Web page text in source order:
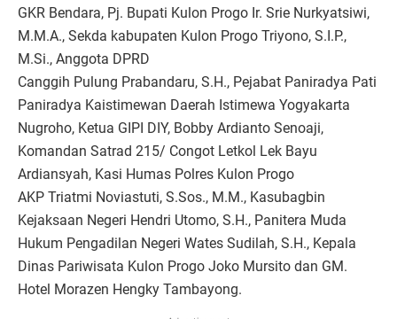
GKR Bendara, Pj. Bupati Kulon Progo Ir. Srie Nurkyatsiwi,
M.M.A., Sekda kabupaten Kulon Progo Triyono, S.I.P.,
M.Si., Anggota DPRD
Canggih Pulung Prabandaru, S.H., Pejabat Paniradya Pati
Paniradya Kaistimewan Daerah Istimewa Yogyakarta
Nugroho, Ketua GIPI DIY, Bobby Ardianto Senoaji,
Komandan Satrad 215/ Congot Letkol Lek Bayu
Ardiansyah, Kasi Humas Polres Kulon Progo
AKP Triatmi Noviastuti, S.Sos., M.M., Kasubagbin
Kejaksaan Negeri Hendri Utomo, S.H., Panitera Muda
Hukum Pengadilan Negeri Wates Sudilah, S.H., Kepala
Dinas Pariwisata Kulon Progo Joko Mursito dan GM.
Hotel Morazen Hengky Tambayong.